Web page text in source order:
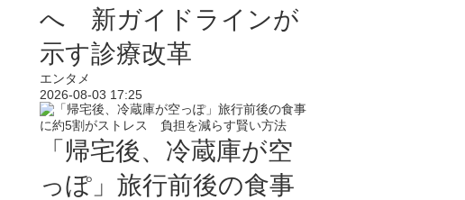
へ 新ガイドラインが
示す診療改革
エンタメ
2026-08-03 17:25
「帰宅後、冷蔵庫が空
っぽ」旅行前後の食事